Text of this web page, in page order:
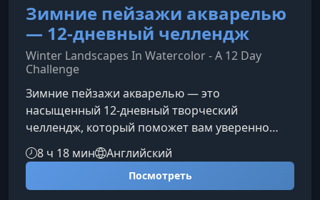
Зимние пейзажи акварелью
— 12-дневный челлендж
Winter Landscapes In Watercolor - A 12 Day
Challenge
Зимние пейзажи акварелью — это
насыщенный 12‑дневный творческий
челлендж, который поможет вам уверенно
прокачать навыки акварели и шаг за шагом
создавать выразительные зимние
композиции. Курс подходит как новичкам, так
и художникам с опытом, желающим углубить
8 ч 18 мин Английский
Посмотреть